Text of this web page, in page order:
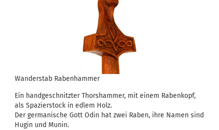
Wanderstab Rabenhammer
Ein handgeschnitzter Thorshammer, mit einem Rabenkopf,
als Spazierstock in edlem Holz.
Der germanische Gott Odin hat zwei Raben, ihre Namen sind
Hugin und Munin.